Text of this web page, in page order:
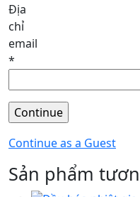
Địa
chỉ
email
*
Continue as a Guest
Sản phẩm